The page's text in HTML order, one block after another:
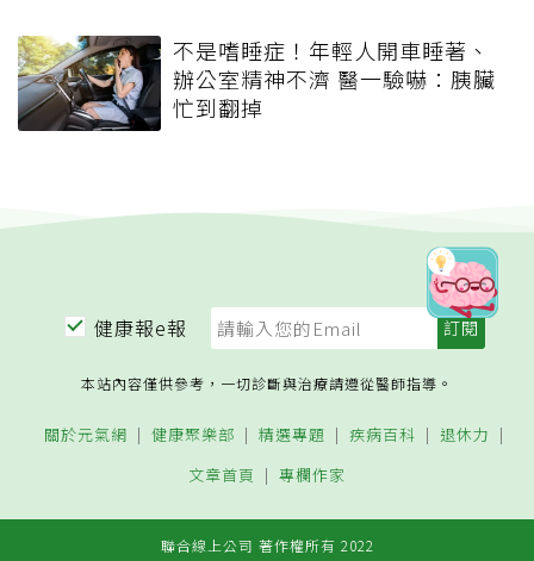
不是嗜睡症！年輕人開車睡著、
辦公室精神不濟 醫一驗嚇：胰臟
忙到翻掉
健康報e報
本站內容僅供參考，一切診斷與治療請遵從醫師指導。
關於元氣網 健康聚樂部 精選專題 疾病百科
退休力
文章首頁
專欄作家
聯合線上公司 著作權所有 2022